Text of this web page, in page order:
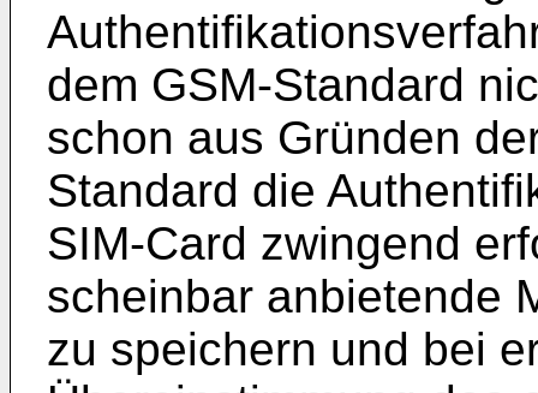
dem GSM-Standard
schon aus Gründen
Standard die
SIM-Card zwingend
scheinbar anbietende
zu speichern und bei